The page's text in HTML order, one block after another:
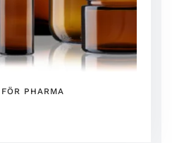
PHARMA